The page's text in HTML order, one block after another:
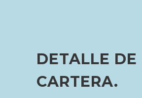
DETALLE DE
CARTERA.